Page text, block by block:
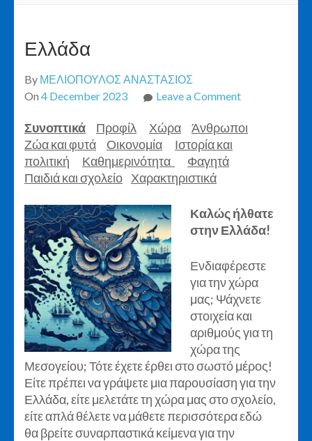
Ελλάδα
By ΜΕΛΙΟΠΟΥΛΟΣ ΑΝΑΣΤΑΣΙΟΣ
On 4 December 2023 Leave a Commenton
Συνοπτικά Προφίλ Χώρα
Άνθρωποι
Ζώα και φυτά
Οικονομία
Ιστορία και
πολιτική
Καθημερινότητα
Φαγητά
Παιδιά και σχολείο Χαρακτηριστικά
Καλώς ήλθατε
στην Ελλάδα!
Ενδιαφέρεστε
για την χώρα
μας; Ψάχνετε
στοιχεία και
αριθμούς για τη
χώρα της
Μεσογείου; Τότε έχετε έρθει στο σωστό μέρος!
Είτε πρέπει να γράψετε μια παρουσίαση για την
Ελλάδα, είτε μελετάτε τη χώρα μας στο σχολείο,
είτε απλά θέλετε να μάθετε περισσότερα εδώ
θα βρείτε συναρπαστικά κείμενα για την